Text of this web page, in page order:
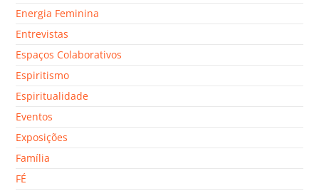
Energia Feminina
Entrevistas
Espaços Colaborativos
Espiritismo
Espiritualidade
Eventos
Exposições
Família
FÉ